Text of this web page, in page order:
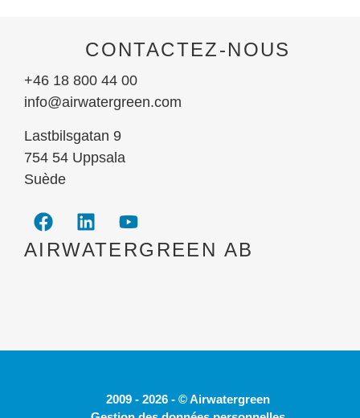
CONTACTEZ-NOUS
+46 18 800 44 00
info@airwatergreen.com
Lastbilsgatan 9
754 54 Uppsala
Suède
AIRWATERGREEN AB
2009 - 2026 - © Airwatergreen